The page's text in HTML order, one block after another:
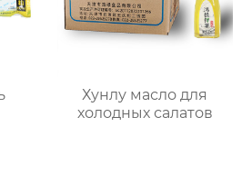
Хунлу масло для
холодных салатов